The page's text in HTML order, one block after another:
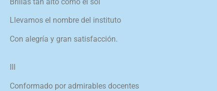
Llevamos el nombre del instituto
Con alegría y gran satisfacción.
Conformado por admirables docentes